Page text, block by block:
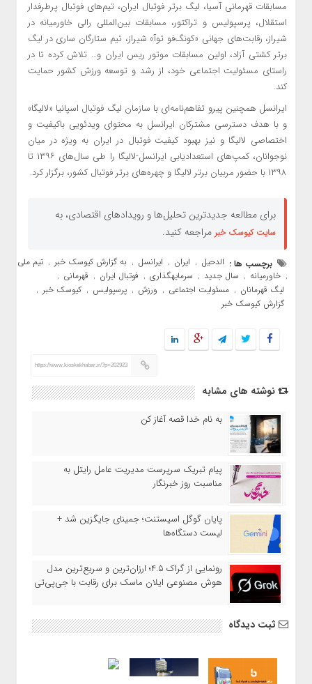
مسابقات قهرمانی آسیا، لیگ برتر فوتبال ایران، تیم‌های فوتبال پرطرفدار
استقلال، پرسپولیس و تراکتور، مسابقات بین‌المللی رالی خاورمیانه در
شیراز، رقابت‌های جهانی «کونگ‌فو توآ» شیراز، تیم ستارگان ساری در لیگ
برتر کشتی آزاد، اولین مسابقات موتور ریس ایران و… تلاش کرده تا در
راستای مسئولیت اجتماعی خود، از رشد و توسعه ورزش کشور حمایت
کند.
ایرانسل همچنین پیرو تفاهم‌نامه‌ای با سازمان لیگ فوتبال اسپانیا «لالیگا»
و با هدف دسترسی مشترکان ایرانسل به محتوای ویدئویی باکیفیت و
اختصاصی لالیگا و نیز بهبود کیفیت فوتبال در ایران به ویژه در میان
نوجوانان، کمپ‌های استعدادیابی ایرانسل-لالیگا را طی سال‌های ۱۳۹۶ تا
۱۳۹۸ با حضور مربیان برتر لالیگا و چهره‌های برتر فوتبال کشور، برگزار کرد.
برای مطالعه جدیدترین تحلیل‌ها و رویدادهای اقتصادی، به
سایت کیوسک خبرمراجعه کنید.
برچسب ها : الدحیل , ایران , ایرانسل , به گزارش کیوسک خبر , تیم ملی
, خاورمیانه , سال جدید , سرمایهگذاری , فوتبال ایران , قهرمانی ,
لیگ قهرمانان , مسئولیت اجتماعی , ورزش , پرسپولیس , کیوسک خبر ,
گزارش کیوسک خبر
https://www.kioskekhabar.ir/?p=202923
نوشته های مشابه
به نام خدا قصه آغاز کن
پیام تبریک سرپرست مدیریت عامل رایتل به
مناسبت روز خبرنگار
پایان گوگل اسیستنت؛ جمینای جایگزین شد +
لیست دستگاه‌ها
رونمایی از گراک ۴.۵؛ ارزان‌ترین و سریع‌ترین مدل
هوش مصنوعی ایلان ماسک برای رقابت با جی‌پی‌تی
ثبت دیدگاه